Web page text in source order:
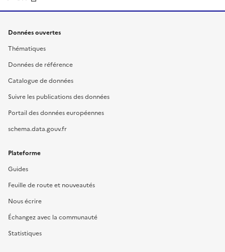
Données ouvertes
Thématiques
Données de référence
Catalogue de données
Suivre les publications des données
Portail des données européennes
schema.data.gouv.fr
Plateforme
Guides
Feuille de route et nouveautés
Nous écrire
Échangez avec la communauté
Statistiques